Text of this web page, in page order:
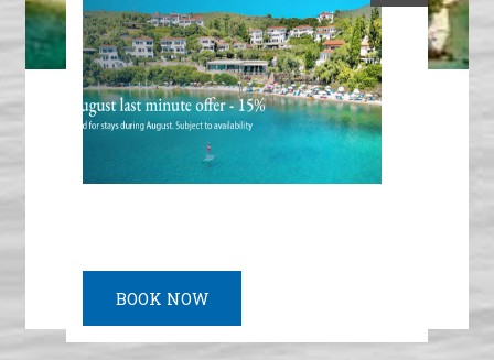
Sajam Turizma 2024 Belgrade
Fair
22 FEB 2024
BOOK NOW